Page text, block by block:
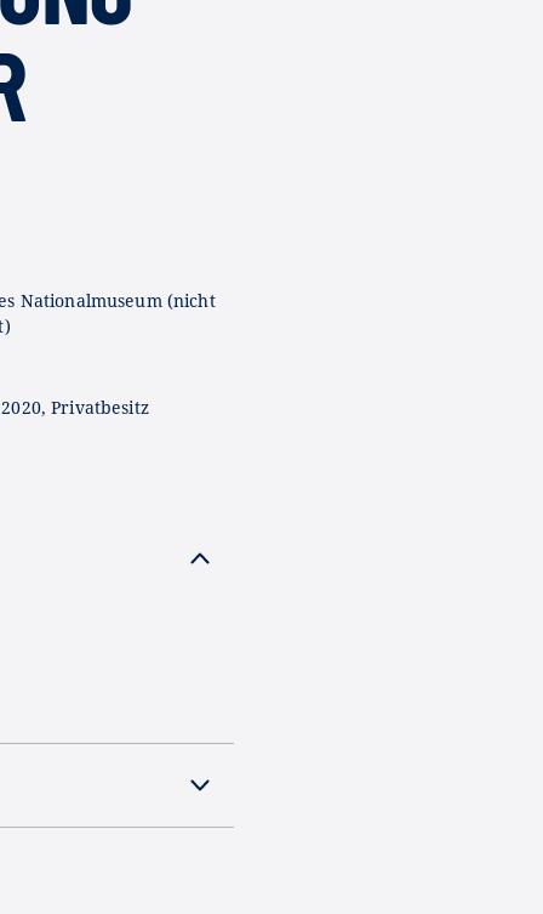
Nationalmuseum (nicht
Privatbesitz